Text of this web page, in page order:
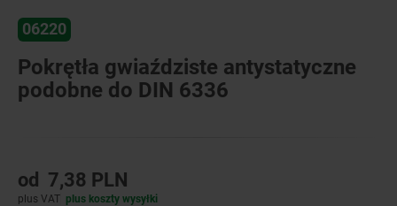
06220
Pokrętła gwiaździste antystatyczne
podobne do DIN 6336
od 7,38 PLN
plus VAT plus koszty wysyłki